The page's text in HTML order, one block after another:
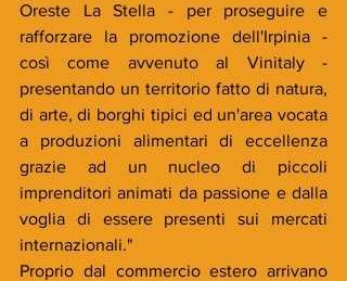
Oreste La Stella - per proseguire e
rafforzare la promozione dell'Irpinia -
così come avvenuto al Vinitaly -
presentando un territorio fatto di natura,
di arte, di borghi tipici ed un'area vocata
a produzioni alimentari di eccellenza
grazie ad un nucleo di piccoli
imprenditori animati da passione e dalla
voglia di essere presenti sui mercati
internazionali."
Proprio dal commercio estero arrivano